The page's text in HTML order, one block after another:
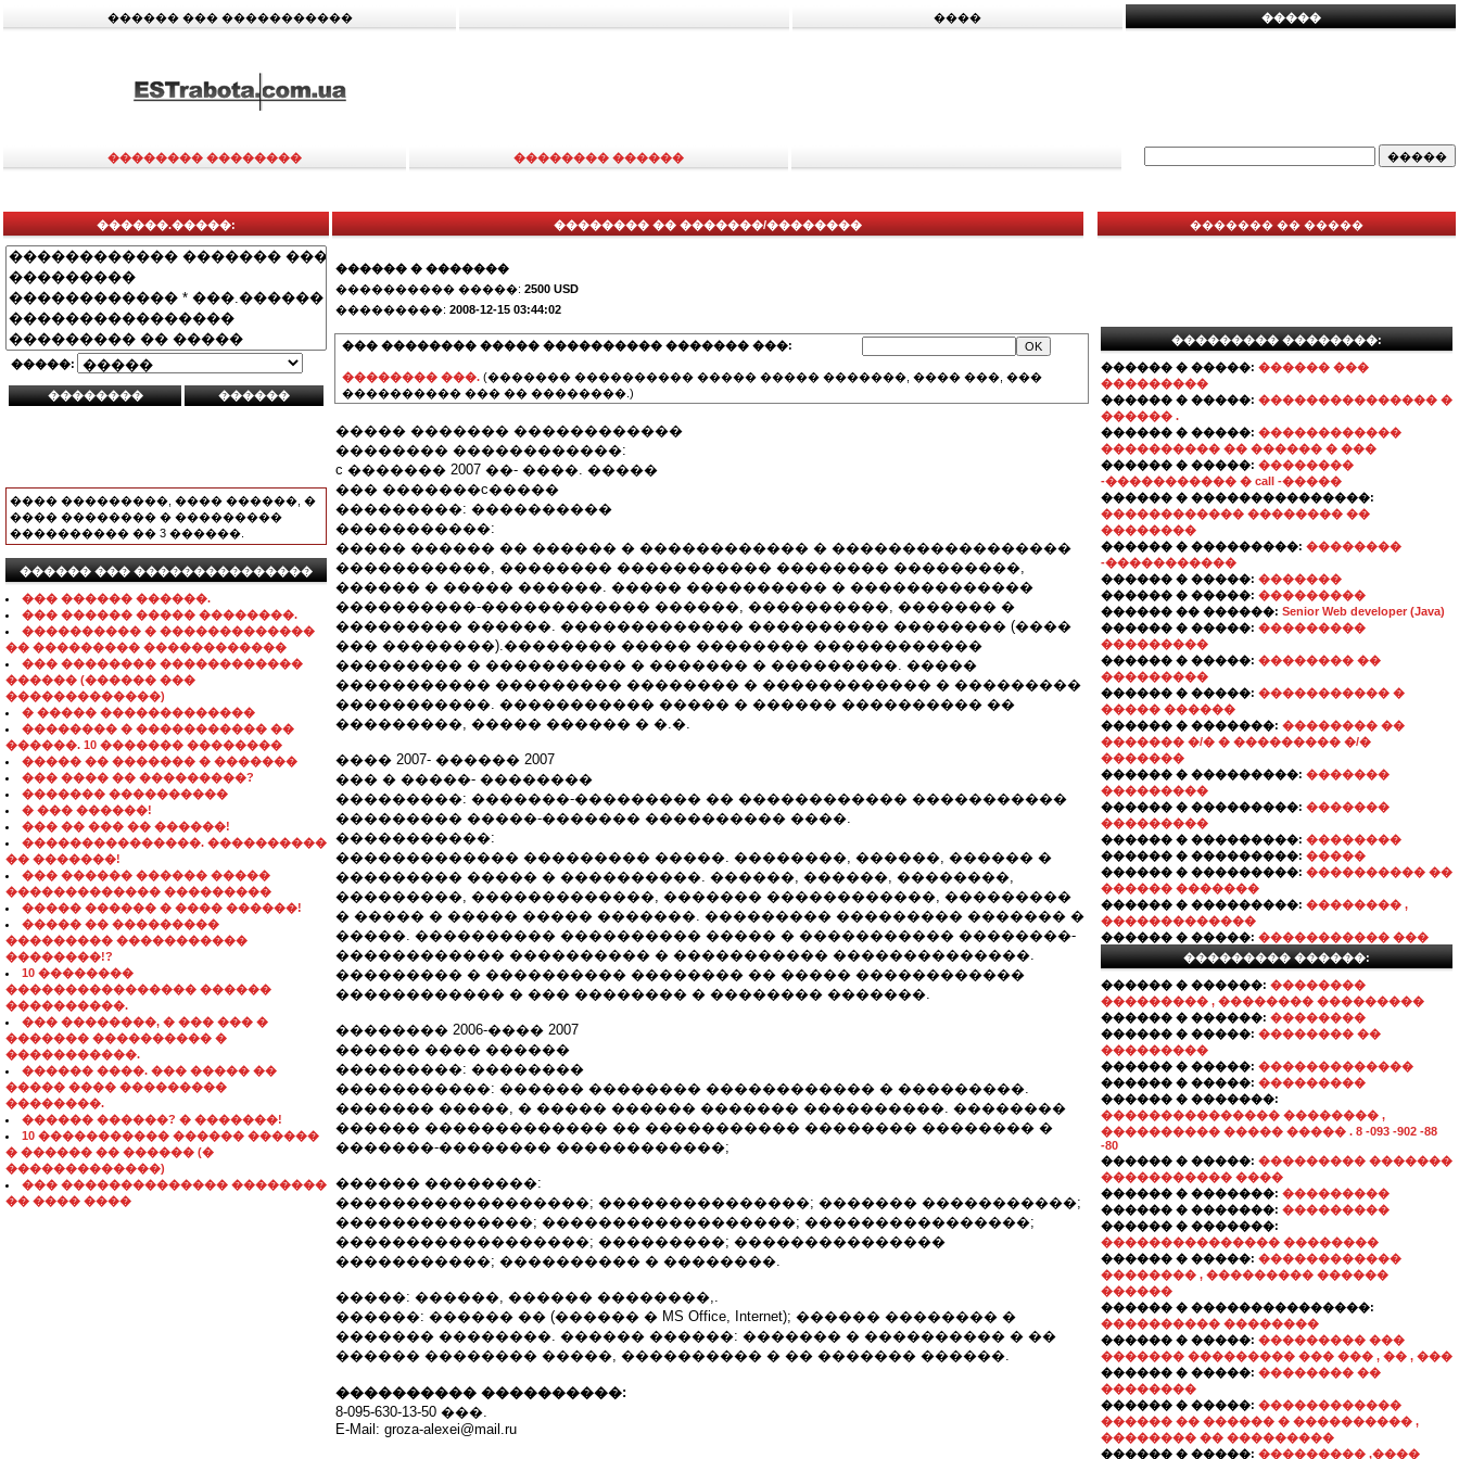
������ ��� ����������� ���� �����
�������� �������� �������� ������
������.�����:
�����:
���� ���������, ���� ������, �
���� �������� � ���������
���������� �� 3 ������.
������ ��� ���������������
��� ������ ������.
��� ������ ����� ��������.
���������� � �������������
�� ��������� ������������
��� �������� ������������
������ (������ ���
�������������)
� ����� �������������
�������� � ����������� ��
������. 10 ������� ��������
����� �� ������� � �������
��� ���� �� ���������?
������� ����������
� ��� ������!
��� �� ��� �� ������!
���������������. ����������
�� �������!
��� ������ ������ �����
������������� ���������
����� ������ � ���� ������!
����� �� ���������
��������� �����������
��������!?
10 ��������
���������������� ������
����������.
��� ��������, � ��� ��� �
������� ���������� �
�����������.
������ ����. ��� ����� ��
����� ���� ���������
��������.
������ ������? � �������!
10 ����������� ������ ������
� ������ �� ������ (�
�������������)
��� �������������� ��������
�� ���� ����
�������� �� �������/��������
������ � �������
���������� �����: 2500 USD
���������: 2008-12-15 03:44:02
��� �������� ����� ���������� ������� ���:
�������� ���. (������� ���������� ����� ����� �������, ���� ���, ���
���������� ��� �� ��������.)
����� ������� ������������
�������� ������������:
c ������� 2007 ��- ����. �����
��� �������c�����
���������: ����������
�����������:
����� ������ �� ������ � ������������ � �����������������
�����������, �������� ����������� �������� ���������,
������ � ����� ������. ����� ���������� � �������������
����������-������������ ������, ����������, ������� �
��������� ������. ������������� ���������� �������� (����
��� ��������).�������� ����� �������� ������������
��������� � ���������� � ������� � ���������. �����
����������� ��������� �������� � ������������ � ���������
�����������. ����������� ����� � ������ ���������� ��
���������, ����� ������ � �.�.
���� 2007- ������ 2007
��� � �����- ��������
���������: �������-��������� �� ������������ �����������
��������� �����-������� ���������� ����.
�����������:
������������� ��������� �����. ��������, ������, ������ �
��������� ����� � ����������. ������, ������, ��������,
���������, �������������, ������� ������������, ���������
� ����� � ����� ����� �������. ��������� ��������� ������� �
�����. ���������� ���������� ����� � ����������� ��������-
������������ ���������� � ����������� ��������������.
��������� � ���������� �������� �� ����� ������������
������������ � ��� �������� � �������� �������.
�������� 2006-���� 2007
������ ���� ������
���������: ��������
�����������: ������ �������� ������������ � ���������.
������� �����, � ����� ������ ������� ����������. ��������
������ ������������� �� ����������� �������� �������� �
�������-�������� ������������;
������ ��������:
������������������; ���������������; ������� �����������;
��������������; ������������������; ����������������;
������������������; ���������; ���������������
�����������; ���������� � ��������.
�����: ������, ������ ��������,.
������: ������ �� (������ � MS Office, Internet); ������ �������� �
������� ��������. ������ ������: ������� � ���������� � ��
������ �������� �����, ���������� � �� ������� ������.
���������� ����������:
8-095-630-13-50 ���.
E-Mail: groza-alexei@mail.ru
������� �� �����
��������� ��������:
������ � �����: ������ ���
���������
������ � �����: ��������������� �
������ .
������ � �����: ������������
���������� �� ������ � ���
������ � �����: ��������
-����������� � call -�����
������ � ���������������:
������������ �������� ��
��������
������ � ���������: ��������
-�����������
������ � �����: �������
������ � �����: ���������
������ �� ������: Senior Web developer (Java)
������ � �����: ���������
���������
������ � �����: �������� ��
���������
������ � �����: ����������� �
����� ������
������ � �������: �������� ��
������� �/� � ��������� �/�
�������
������ � ���������: �������
���������
������ � ���������: �������
���������
������ � ���������: ��������
������ � ���������: �����
������ � ���������: ���������� ��
������ �������
������ � ���������: �������� ,
�������������
������ � �����: ����������� ���
��������� ������:
������ � ������: ��������
��������� , �������� ���������
������ � ������: ��������
������ � �����: �������� ��
���������
������ � �����: �������������
������ � �����: ���������
������ � �������:
��������������� �������� ,
���������� ����� ����� . 8 -093 -902 -88
-80
������ � �����: ��������� �������
����������� ����
������ � �������: ���������
������ � �������: ���������
������ � �������:
��������������� ��������
������ � �����: ������������
�������� , ��������� ������
������
������ � ���������������:
���������� ��������
������ � �����: ��������� ���
������� ��������� ��� ��� , �� , ���
������ � �����: �������� ��
��������
������ � �����: ������������
������ �� ������ � ���������� ,
�������� �� ���������
������ � �����: ��������� ,����